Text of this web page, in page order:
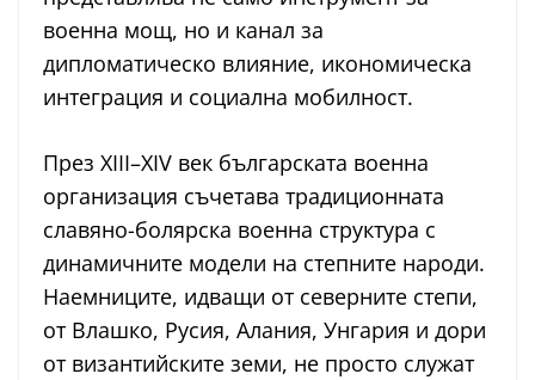
военна мощ, но и канал за
дипломатическо влияние, икономическа
интеграция и социална мобилност.
През XIII–XIV век българската военна
организация съчетава традиционната
славяно-болярска военна структура с
динамичните модели на степните народи.
Наемниците, идващи от северните степи,
от Влашко, Русия, Алания, Унгария и дори
от византийските земи, не просто служат